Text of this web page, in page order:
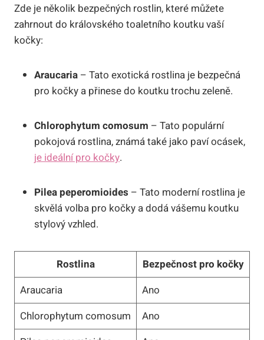
Zde je několik bezpečných rostlin, které můžete
zahrnout do královského toaletního koutku vaší
kočky:
Araucaria – Tato exotická rostlina je bezpečná
pro kočky a přinese do koutku trochu zeleně.
Chlorophytum comosum – Tato populární
pokojová rostlina, známá také jako paví ocásek,
je ideální pro kočky.
Pilea peperomioides – Tato moderní rostlina je
skvělá volba pro kočky a dodá vášemu koutku
stylový vzhled.
Rostlina
Bezpečnost pro kočky
Araucaria
Ano
Chlorophytum comosum
Ano